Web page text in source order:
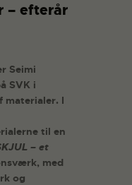
– efterår
Seimi
SVK i
materialer. I
til en
– et
med
og